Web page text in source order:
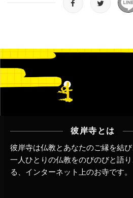
彼岸寺とは
彼岸寺は仏教とあなたのご縁を結び
一人ひとりの仏教をのびのびと語り
る、インターネット上のお寺です。